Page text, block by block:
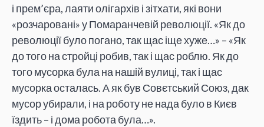
і прем’єра, лаяти олігархів і зітхати, які вони
«розчаровані» у Помаранчевій революції. «Як до
революції було погано, так щас іще хуже…» – «Як
до того на стройці робив, так і щас роблю. Як до
того мусорка була на нашій вулиці, так і щас
мусорка осталась. А як був Совєтський Союз, дак
мусор убирали, і на роботу не нада було в Києв
їздить – і дома робота була…».